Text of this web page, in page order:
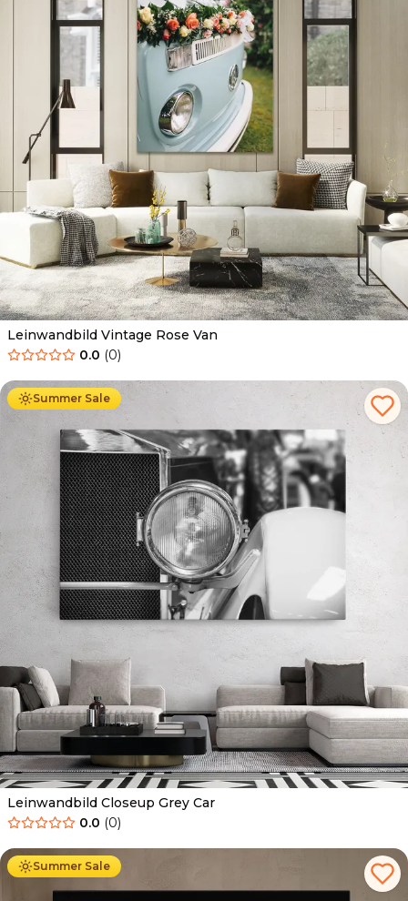
Leinwandbild Vintage Rose Van
0.0 (0)
Summer Sale
Ab 39.90 € 34.90
Leinwandbild Closeup Grey Car
0.0 (0)
Summer Sale
Ab 39.90 € 34.90